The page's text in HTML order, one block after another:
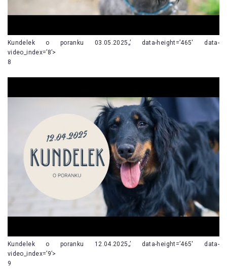
Kundelek o poranku 03.05.2025„’ data-height=’465′ data-
video_index=’8’>
8
Kundelek o poranku 12.04.2025„’ data-height=’465′ data-
video_index=’9’>
9